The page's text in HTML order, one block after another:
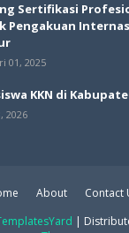
Sertifikasi
Pengakuan
01, 2025
KKN di
2026
About
Contact
|